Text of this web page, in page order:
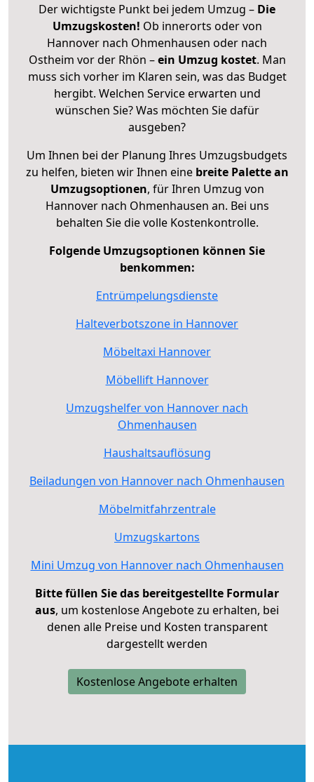
Der wichtigste Punkt bei jedem Umzug – Die
Umzugskosten! Ob innerorts oder von
Hannover nach Ohmenhausen oder nach
Ostheim vor der Rhön –ein Umzug kostet. Man
muss sich vorher im Klaren sein, was das Budget
hergibt. Welchen Service erwarten und
wünschen Sie? Was möchten Sie dafür
ausgeben?
Um Ihnen bei der Planung Ihres Umzugsbudgets
zu helfen, bieten wir Ihnen eine breite Palette an
Umzugsoptionen, für Ihren Umzug von
Hannover nach Ohmenhausen an. Bei uns
behalten Sie die volle Kostenkontrolle.
Folgende Umzugsoptionen können Sie
benkommen:
Entrümpelungsdienste
Halteverbotszone in Hannover
Möbeltaxi Hannover
Möbellift Hannover
Umzugshelfer von Hannover nach
Ohmenhausen
Haushaltsauflösung
Beiladungen von Hannover nach Ohmenhausen
Möbelmitfahrzentrale
Umzugskartons
Mini Umzug von Hannover nach Ohmenhausen
Bitte füllen Sie das bereitgestellte Formular
aus, um kostenlose Angebote zu erhalten, bei
denen alle Preise und Kosten transparent
dargestellt werden
Kostenlose Angebote erhalten